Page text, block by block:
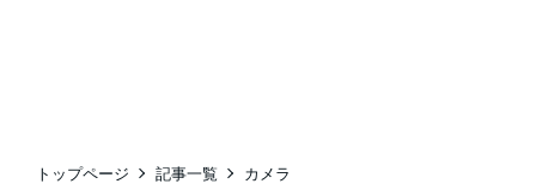
トップページ 記事一覧 カメラ